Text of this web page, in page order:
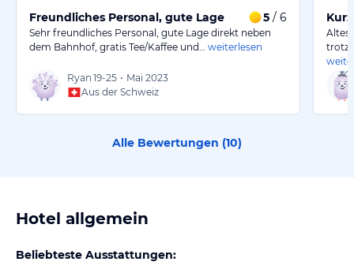
Freundliches Personal, gute Lage 5 / 6
Sehr freundliches Personal, gute Lage direkt neben
dem Bahnhof, gratis Tee/Kaffee und…
weiterlesen
Ryan 19-25 • Mai 2023
Aus der Schweiz
Altes
Alle Bewertungen (10)
Hotel allgemein
Beliebteste Ausstattungen: